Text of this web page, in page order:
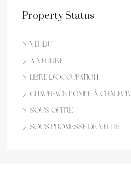
Property Status
Vendu
À vendre
Libre d'occupation
Chauffage Pompe à chaleur
Sous offre
Sous Promesse de vente